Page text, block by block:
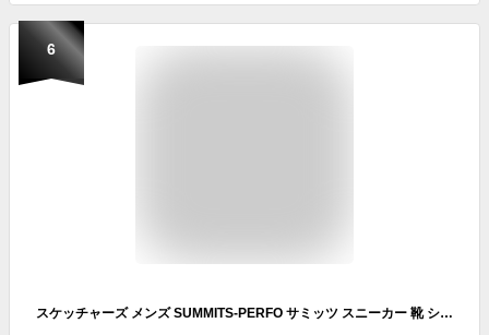
6
スケッチャーズ メンズ SUMMITS-PERFO サミッツ スニーカー 靴 シューズ スリップインズ ホワイト 白 ブラック 黒 レッド 赤 送料無料 SKECHERS 232939